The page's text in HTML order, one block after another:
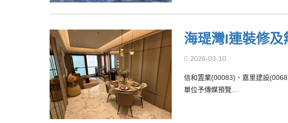
海瑅灣I連裝修
2026-03-10
信和置業(00083)、嘉里建設
單位予傳媒預覽…